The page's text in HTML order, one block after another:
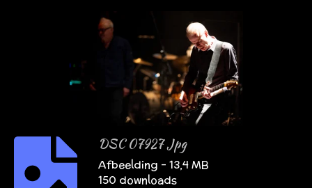
DSC 07927 Jpg
Afbeelding – 13,4 MB
150 downloads